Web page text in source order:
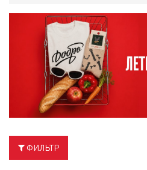
ФИЛЬТР